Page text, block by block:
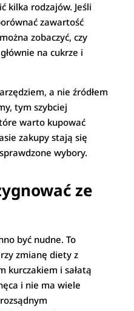
kilka rodzajów. Jeśli
zawartość
zobaczyć, czy
na cukrze i
a nie źródłem
tym szybciej
warto kupować
zakupy stają się
wybory.
ze
być nudne. To
zmianę diety z
kurczakiem i sałatą
i nie ma wiele